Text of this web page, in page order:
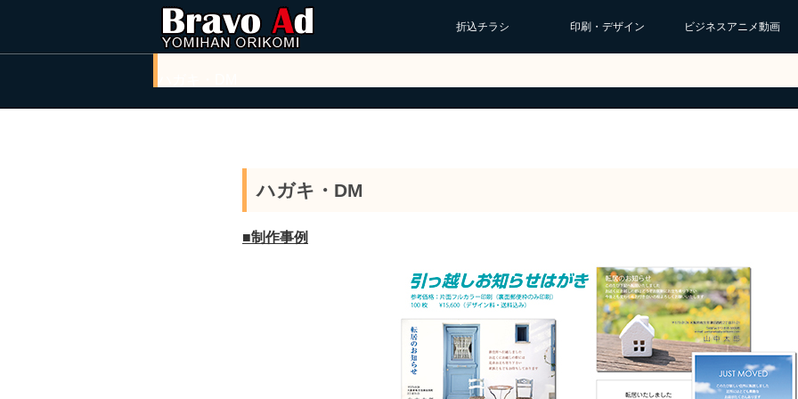
折込チラシ 印刷・デザイン ビジネスアニメ動画
ハガキ・DM
■制作事例